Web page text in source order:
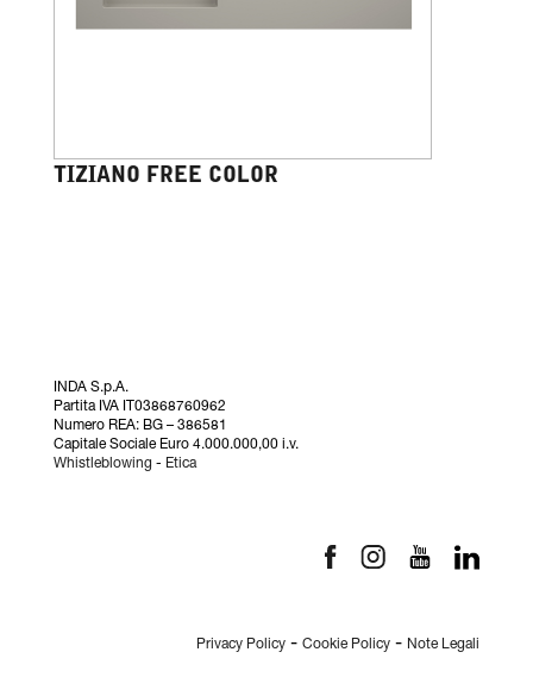
TIZIANO FREE COLOR
INDA S.p.A.
Partita IVA IT03868760962
Numero REA: BG – 386581
Capitale Sociale Euro 4.000.000,00 i.v.
Whistleblowing - Etica
Privacy Policy - Cookie Policy - Note Legali